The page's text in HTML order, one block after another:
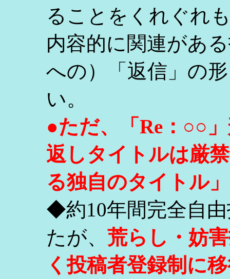
ることをくれぐれ
内容的に関連があ
への）「返信」の
い。
●ただ、「Re：○○
返しタイトルは厳
る独自のタイトル
◆約10年間完全自
たが、 荒らし・妨
く投稿者登録制に